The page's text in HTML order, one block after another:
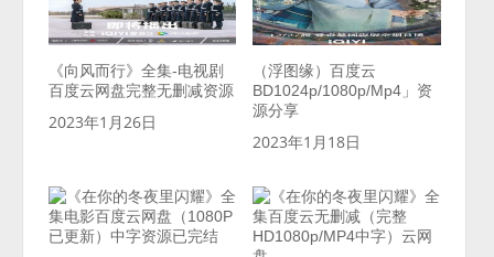
《向风而行》全集-电视剧
百度云网盘完整无删减资源
2023年1月26日
（浮图缘）百度云
BD1024p/1080p/Mp4」资
源分享
2023年1月18日